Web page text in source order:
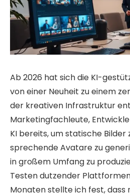
Ab 2026 hat sich die KI-
von einer Neuheit zu einem
der kreativen Infrastruktur
Marketingfachleute,
KI bereits, um statische Bilder
sprechende Avatare zu
in großem Umfang zu
Testen dutzender
Monaten stellte ich fest, dass